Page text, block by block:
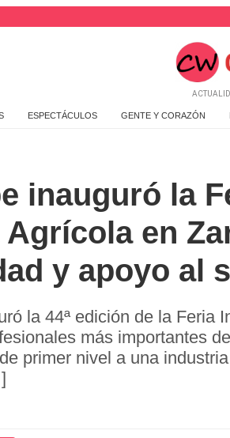
ESPECTÁCULOS GENTE Y CORAZÓN
inauguró la
en
y apoyo al
la 44ª edición de la Feria
más importantes
primer nivel a una